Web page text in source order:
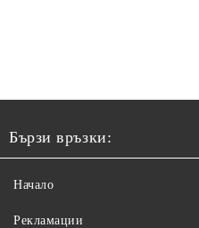
Бързи връзки:
Начало
Рекламации